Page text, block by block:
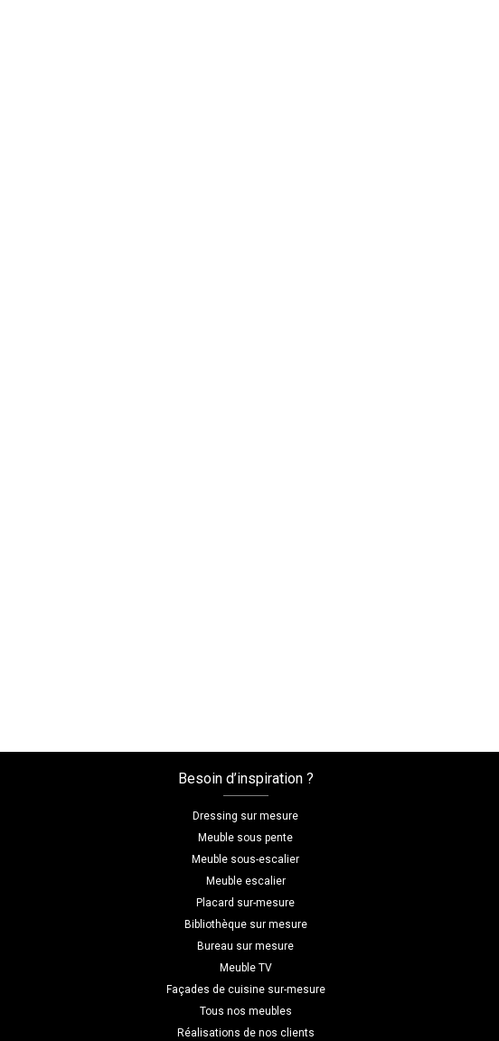
Besoin d’inspiration ?
Dressing sur mesure
Meuble sous pente
Meuble sous-escalier
Meuble escalier
Placard sur-mesure
Bibliothèque sur mesure
Bureau sur mesure
Meuble TV
Façades de cuisine sur-mesure
Tous nos meubles
Réalisations de nos clients